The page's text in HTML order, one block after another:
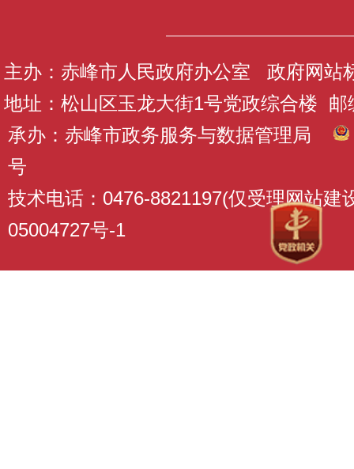
主办：赤峰市人民政府办公室 政府网站
地址：松山区玉龙大街1号党政综合楼 邮
承办：赤峰市政务服务与数据管理局
号
技术电话：0476-8821197(仅受理网站建
05004727号-1